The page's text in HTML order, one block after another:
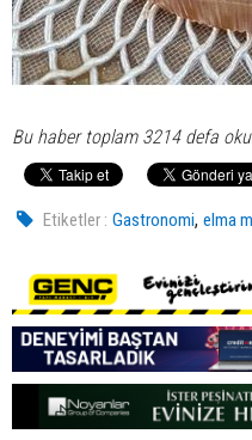
Bu haber toplam 3214 defa
Etiketler : Gastronomi,elma